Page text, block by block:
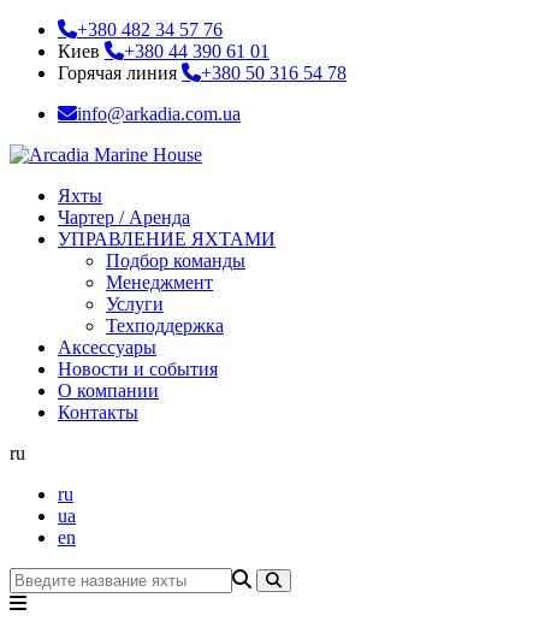
+380 482 34 57 76
Киев
+380 44 390 61 01
Горячая линия
+380 50 316 54 78
info@arkadia.com.ua
Яхты
Чартер / Аренда
УПРАВЛЕНИЕ ЯХТАМИ
Подбор команды
Менеджмент
Услуги
Техподдержка
Аксессуары
Новости и события
О компании
Контакты
ru
ru
ua
en